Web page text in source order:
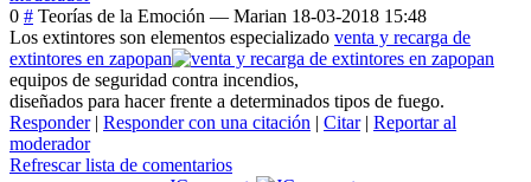
0 # Teorías de la Emoción — Marian 18-03-2018 15:48
Los extintores son elementos especializado venta y recarga de
extintores en zapopan
equipos de seguridad contra incendios,
diseñados para hacer frente a determinados tipos de fuego.
Responder| Responder con una citación | Citar| Reportar al
moderador
Refrescar lista de comentarios